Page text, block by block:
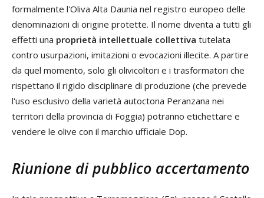
formalmente l'Oliva Alta Daunia nel registro europeo delle
denominazioni di origine protette. Il nome diventa a tutti gli
effetti una proprietà intellettuale collettiva tutelata
contro usurpazioni, imitazioni o evocazioni illecite. A partire
da quel momento, solo gli olivicoltori e i trasformatori che
rispettano il rigido disciplinare di produzione (che prevede
l'uso esclusivo della varietà autoctona Peranzana nei
territori della provincia di Foggia) potranno etichettare e
vendere le olive con il marchio ufficiale Dop.
Riunione di pubblico accertamento